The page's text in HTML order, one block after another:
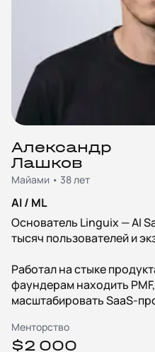
Александр
Лашков
Майами • 38 лет
AI / ML
Основатель Linguix — AI
тысяч пользователей и
Работал на стыке
фаундерам находить
масштабировать SaaS-
Менторство
$2 000